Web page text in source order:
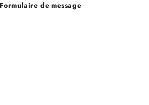
Formulaire de message